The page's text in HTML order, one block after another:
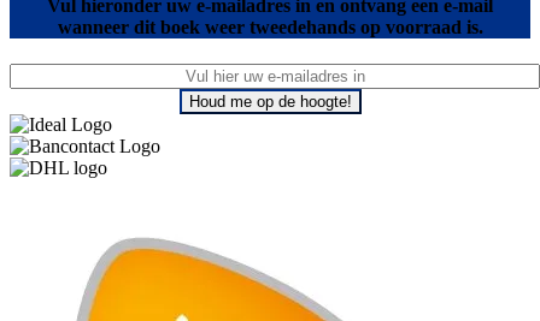
Vul hieronder uw e-mailadres in en ontvang een e-mail
wanneer dit boek weer tweedehands op voorraad is.
Houd me op de hoogte!